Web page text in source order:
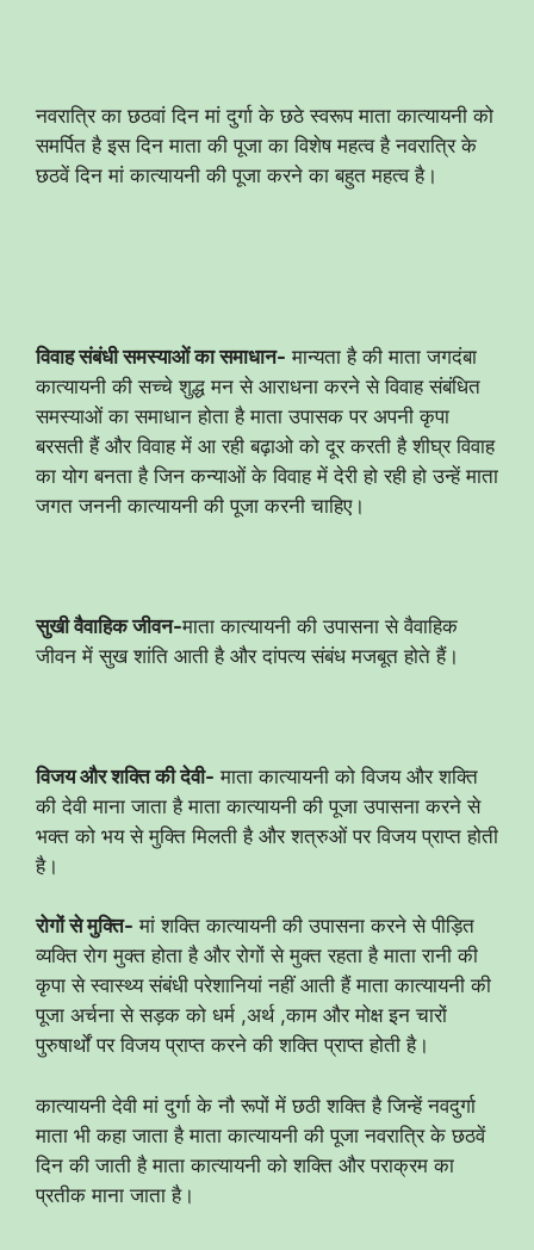
नवरात्रि का छठवां दिन मां दुर्गा के छठे स्वरूप माता कात्यायनी को
समर्पित है इस दिन माता की पूजा का विशेष महत्व है नवरात्रि के
छठवें दिन मां कात्यायनी की पूजा करने का बहुत महत्व है।
विवाह संबंधी समस्याओं का समाधान- मान्यता है की माता जगदंबा
कात्यायनी की सच्चे शुद्ध मन से आराधना करने से विवाह संबंधित
समस्याओं का समाधान होता है माता उपासक पर अपनी कृपा
बरसती हैं और विवाह में आ रही बढ़ाओ को दूर करती है शीघ्र विवाह
का योग बनता है जिन कन्याओं के विवाह में देरी हो रही हो उन्हें माता
जगत जननी कात्यायनी की पूजा करनी चाहिए।
सुखी वैवाहिक जीवन-माता कात्यायनी की उपासना से वैवाहिक
जीवन में सुख शांति आती है और दांपत्य संबंध मजबूत होते हैं।
विजय और शक्ति की देवी- माता कात्यायनी को विजय और शक्ति
की देवी माना जाता है माता कात्यायनी की पूजा उपासना करने से
भक्त को भय से मुक्ति मिलती है और शत्रुओं पर विजय प्राप्त होती
है।
रोगों से मुक्ति- मां शक्ति कात्यायनी की उपासना करने से पीड़ित
व्यक्ति रोग मुक्त होता है और रोगों से मुक्त रहता है माता रानी की
कृपा से स्वास्थ्य संबंधी परेशानियां नहीं आती हैं माता कात्यायनी की
पूजा अर्चना से सड़क को धर्म ,अर्थ ,काम और मोक्ष इन चारों
पुरुषार्थों पर विजय प्राप्त करने की शक्ति प्राप्त होती है।
कात्यायनी देवी मां दुर्गा के नौ रूपों में छठी शक्ति है जिन्हें नवदुर्गा
माता भी कहा जाता है माता कात्यायनी की पूजा नवरात्रि के छठवें
दिन की जाती है माता कात्यायनी को शक्ति और पराक्रम का
प्रतीक माना जाता है।